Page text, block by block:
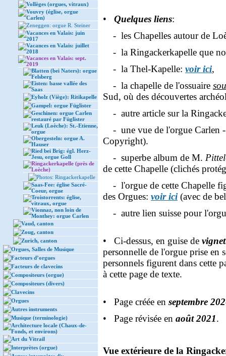
Vollèges (orgues, vitraux)
Vouvry (église, orgue
Carlen)
Zeneggen: orgue R. Steiner
Vacances en Valais: juin
2017
Vacances en Valais: juillet
2018
Vacances en Valais: sept.
2019
Blatten (bei Naters): orgue
Felsberg
Eisten: basse vallée des
Saas
Eyholz (Viège): Ritikapelle
Gampel: orgue Füglister
Geschinen: orgue Carlen
restauré par Füglister
Leuk (Loèche): St.-Etienne,
orgue
Obergesteln: orgue A.
Hauser
Ried bei Brig: égl. Herz-
Jesu, orgue Goll
Ringackerkapelle (près de
Loèche)
Photos: Ringackerkapelle
Saas-Fee: église Sacré-
Coeur, orgue
Troistorrents: église,
vitraux, orgue
Vionnaz, non loin de
Monthey: orgue Carlen
Vaud, canton
Zoug, canton
Zurich, canton
Orgues, Salles de Musique
Facteurs d’orgues
Facteurs de clavecins
Compositeurs (orgue)
Compositeurs (divers)
Clavecins
Orgues
Autres instruments
Musique (terminologie)
Architecture locale (Chaux-de-
Fonds, et environs)
Art du Vitrail
Interprètes (orgue)
• Quelques liens:
- les Chapelles autour de
- la Ringackerkapelle que
- la Thel-Kapelle: voir ici,
- la chapelle de l'ossuaire
Sud, où des découvertes
- autre article sur la
- une vue de l'orgue Carlen
Copyright).
- superbe album de M.
de cette Chapelle (clichés
- l'orgue de cette Chapelle
des Orgues: voir ici(avec de
- autre lien suisse pour
• Ci-dessus, en guise de
personnelle de l'orgue prise en
personnels figurent dans cette
à cette page de texte.
• Page créée en septembre
• Page révisée en août 2021.
Vue extérieure de la